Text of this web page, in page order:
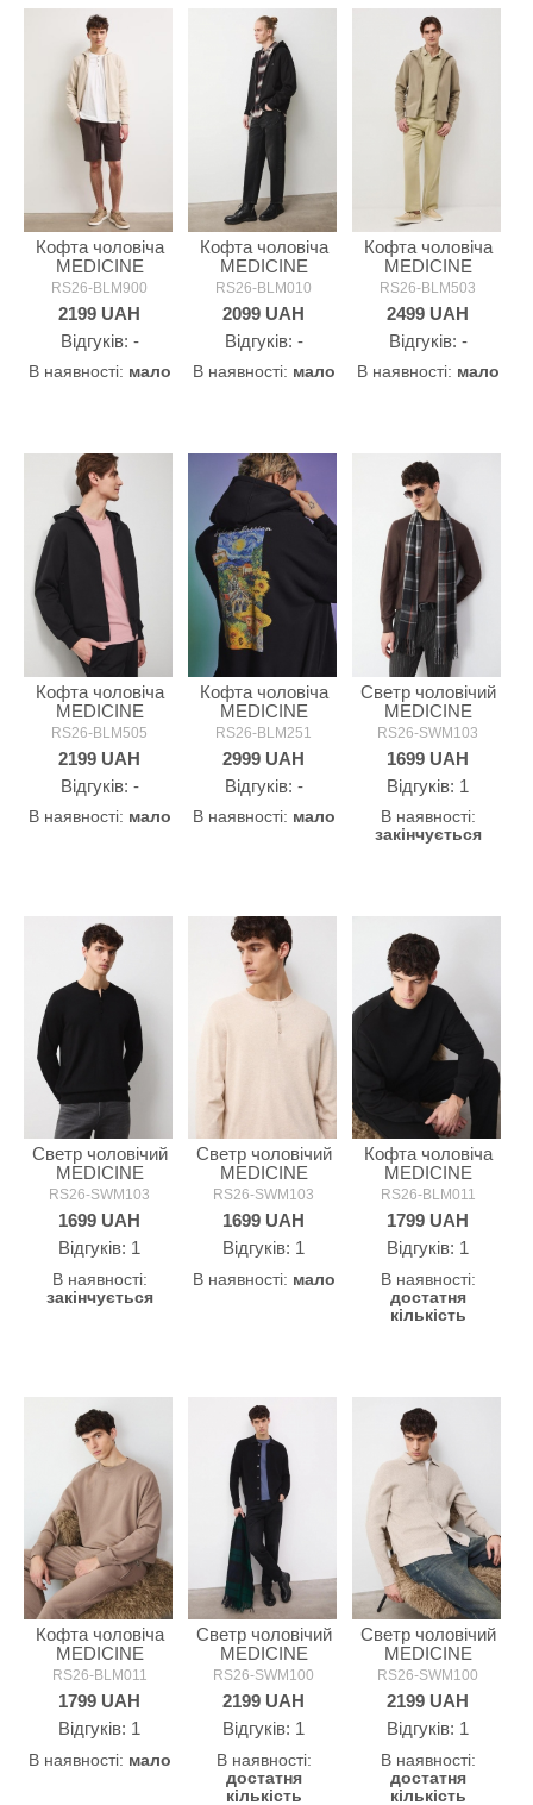
Кофта чоловіча
MEDICINE
RS26-BLM900
2199 UAH
Відгуків: -
В наявності: мало
Кофта чоловіча
MEDICINE
RS26-BLM010
2099 UAH
Відгуків: -
В наявності: мало
Кофта чоловіча
MEDICINE
RS26-BLM503
2499 UAH
Відгуків: -
В наявності: мало
Кофта чоловіча
MEDICINE
RS26-BLM505
2199 UAH
Відгуків: -
В наявності: мало
Кофта чоловіча
MEDICINE
RS26-BLM251
2999 UAH
Відгуків: -
В наявності: мало
Светр чоловічий
MEDICINE
RS26-SWM103
1699 UAH
Відгуків: 1
В наявності:
закінчується
Светр чоловічий
MEDICINE
RS26-SWM103
1699 UAH
Відгуків: 1
В наявності:
закінчується
Светр чоловічий
MEDICINE
RS26-SWM103
1699 UAH
Відгуків: 1
В наявності: мало
Кофта чоловіча
MEDICINE
RS26-BLM011
1799 UAH
Відгуків: 1
В наявності:
достатня
кількість
Кофта чоловіча
MEDICINE
RS26-BLM011
1799 UAH
Відгуків: 1
В наявності: мало
Светр чоловічий
MEDICINE
RS26-SWM100
2199 UAH
Відгуків: 1
В наявності:
достатня
кількість
Светр чоловічий
MEDICINE
RS26-SWM100
2199 UAH
Відгуків: 1
В наявності:
достатня
кількість